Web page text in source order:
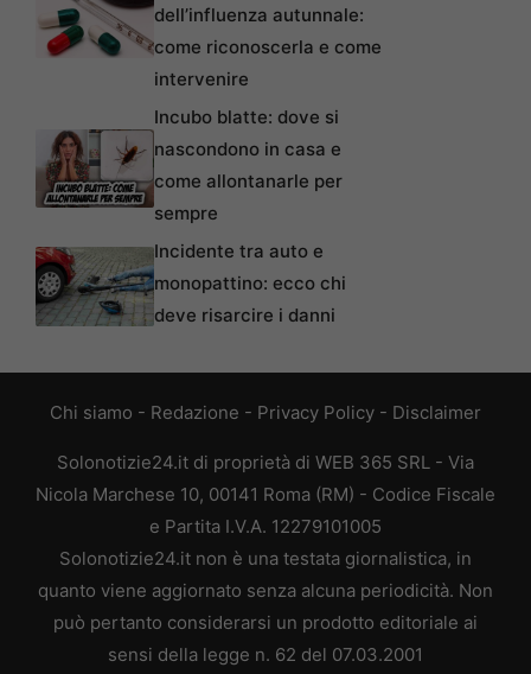
dell’influenza autunnale:
come riconoscerla e come
intervenire
Incubo blatte: dove si
nascondono in casa e
come allontanarle per
sempre
Incidente tra auto e
monopattino: ecco chi
deve risarcire i danni
Chi siamo - Redazione - Privacy Policy - Disclaimer
Solonotizie24.it di proprietà di WEB 365 SRL - Via
Nicola Marchese 10, 00141 Roma (RM) - Codice Fiscale
e Partita I.V.A. 12279101005
Solonotizie24.it non è una testata giornalistica, in
quanto viene aggiornato senza alcuna periodicità. Non
può pertanto considerarsi un prodotto editoriale ai
sensi della legge n. 62 del 07.03.2001